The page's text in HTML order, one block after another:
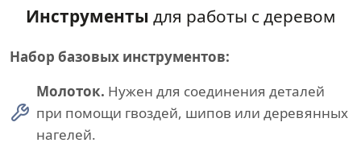
Инструменты для работы с деревом
Набор базовых инструментов:
Молоток. Нужен для соединения деталей
при помощи гвоздей, шипов или деревянных
нагелей.